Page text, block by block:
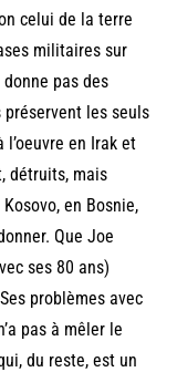
celui de la terre
militaires sur
pas des
préservent les seuls
en Irak et
détruits, mais
en Bosnie,
Que Joe
ses 80 ans)
problèmes avec
pas à mêler le
du reste, est un